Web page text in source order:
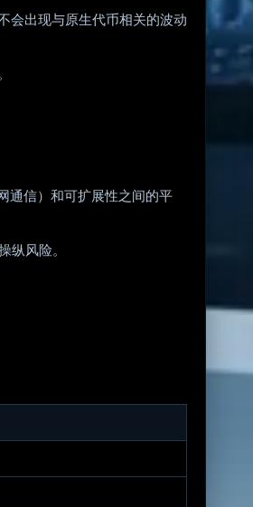
会出现与原生代币相关的波动
通信）和可扩展性之间的平
纵风险。